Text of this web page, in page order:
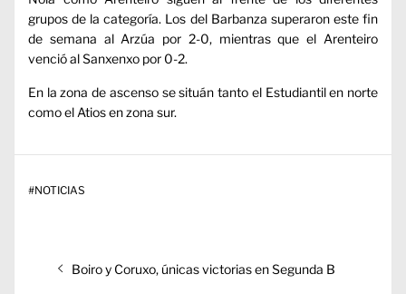
grupos de la categoría. Los del Barbanza superaron este fin
de semana al Arzúa por 2-0, mientras que el Arenteiro
venció al Sanxenxo por 0-2.
En la zona de ascenso se situán tanto el Estudiantil en norte
como el Atios en zona sur.
#NOTICIAS
Entrada
Boiro y Coruxo, únicas victorias en Segunda B